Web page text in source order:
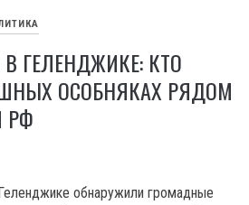
ГЕЛЕНДЖИКЕ: КТО
ОСОБНЯКАХ РЯДОМ
РФ
обнаружили громадные